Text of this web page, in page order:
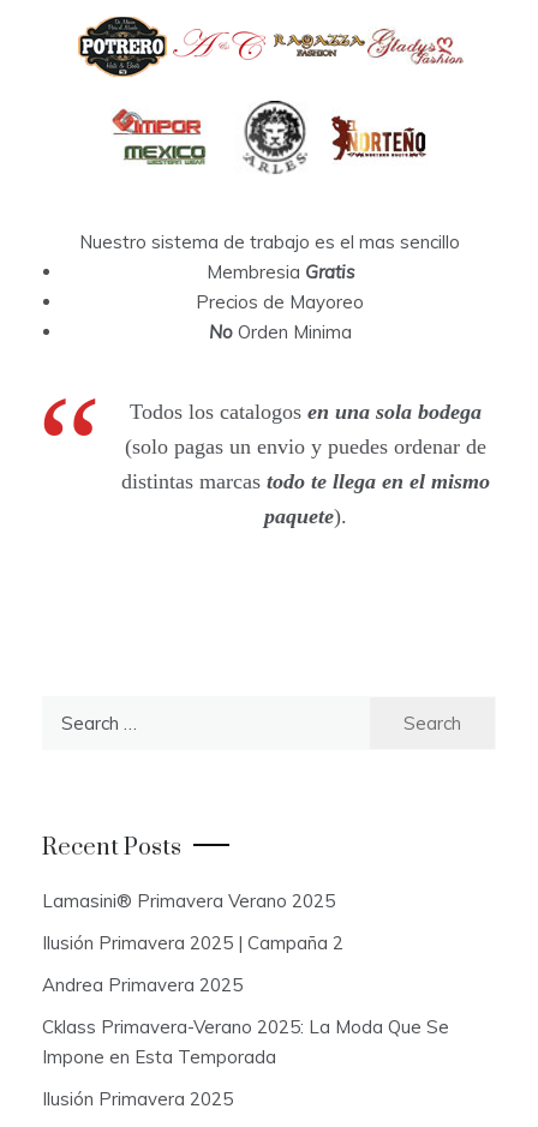
Nuestro sistema de trabajo es el mas sencillo
Membresia Gratis
Precios de Mayoreo
NoOrden Minima
Todos los catalogos en una sola bodega
(solo pagas un envio y puedes ordenar de
distintas marcastodo te llega en el mismo
paquete).
h
f
r
Recent Posts
Lamasini® Primavera Verano 2025
Ilusión Primavera 2025 | Campaña 2
Andrea Primavera 2025
Cklass Primavera-Verano 2025: La Moda Que Se
Impone en Esta Temporada
Ilusión Primavera 2025